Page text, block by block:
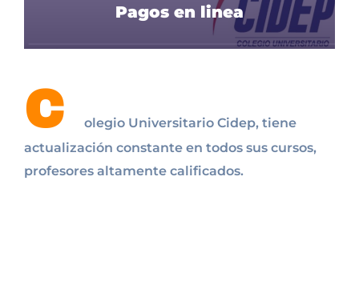
Pagos en linea
C
olegio Universitario Cidep, tiene
actualización constante en todos sus cursos,
profesores altamente calificados.